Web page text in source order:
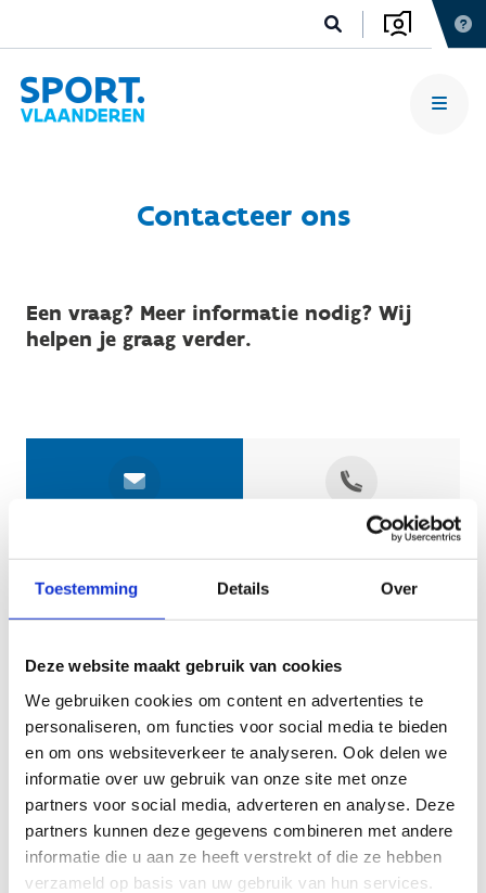
Toestemming Details Over
Deze website maakt gebruik van cookies
We gebruiken cookies om content en advertenties te
personaliseren, om functies voor social media te bieden
en om ons websiteverkeer te analyseren. Ook delen we
informatie over uw gebruik van onze site met onze
partners voor social media, adverteren en analyse. Deze
partners kunnen deze gegevens combineren met andere
informatie die u aan ze heeft verstrekt of die ze hebben
verzameld op basis van uw gebruik van hun services.
Contacteer ons
Een vraag? Meer informatie nodig? Wij
helpen je graag verder.
Geef aan tot welk domein jouw vraag behoort
KIES EEN DOMEIN